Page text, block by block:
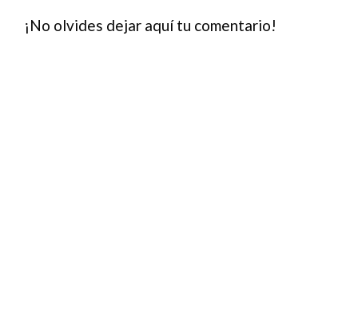
¡No olvides dejar aquí tu comentario!